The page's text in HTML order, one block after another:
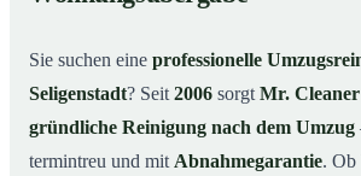
04So funktioniert’s
Typische Anlässe für eine
Sie suchen eine professionelle
Seligenstadt? Seit 2006 sorgt Mr. Cleaner
gründliche Reinigung nach dem Umzug
termintreu und mit Abnahmegarantie. Ob